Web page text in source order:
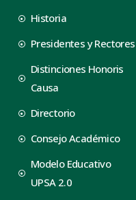
Historia
Presidentes y Rectores
Distinciones Honoris
Causa
Directorio
Consejo Académico
Modelo Educativo
UPSA 2.0